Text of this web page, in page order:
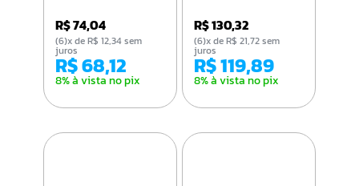
R$ 74,04
R$ 68,12
8% à vista no pix
(6)x de R$ 12,34 sem
juros
R$ 130,32
R$ 119,89
8% à vista no pix
(6)x de R$ 21,72 sem
juros